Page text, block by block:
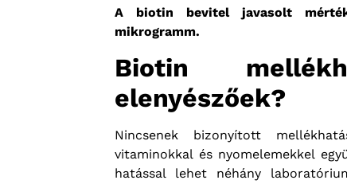
A biotin bevitel javasolt
mikrogramm.
Biotin
elenyészőek?
Nincsenek bizonyított
vitaminokkal és nyomelemekkel
hatással lehet néhány